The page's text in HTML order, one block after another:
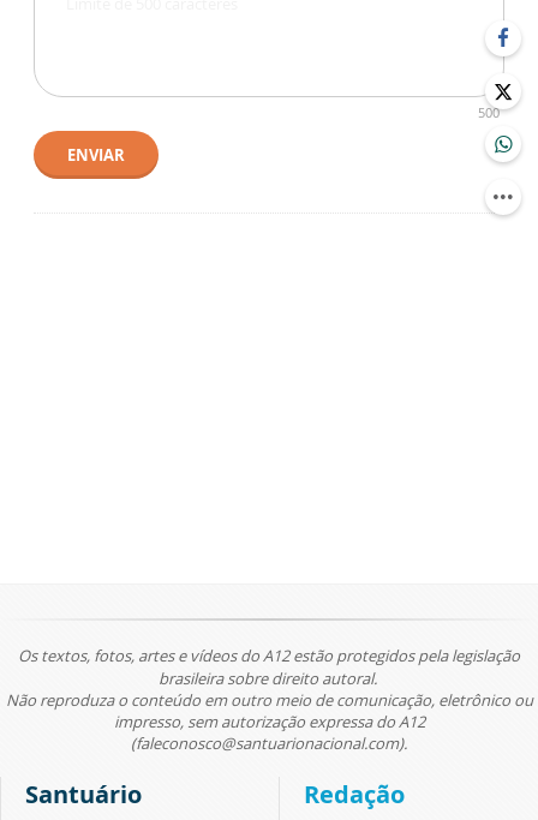
500
ENVIAR
Os textos, fotos, artes e vídeos do A12 estão protegidos pela legislação
brasileira sobre direito autoral.
Não reproduza o conteúdo em outro meio de comunicação, eletrônico ou
impresso, sem autorização expressa do A12
(faleconosco@santuarionacional.com).
Santuário Redação